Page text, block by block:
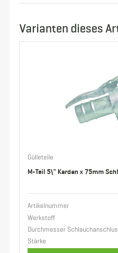
Varianten dieses
Gülleteile
M-Teil 5\" Kardan x 75mm
Artikelnummer
Werkstoff
Durchmesser
Stärke